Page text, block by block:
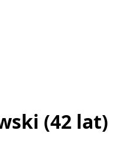
(42 lat)